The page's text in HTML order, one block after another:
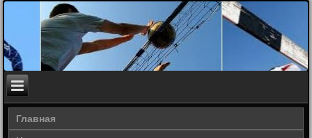
Главная